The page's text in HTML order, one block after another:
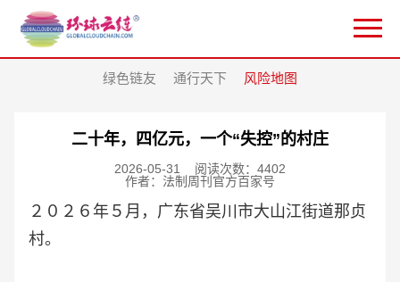
绿色链友 通行天下 风险地图
二十年，四亿元，一个“失控”的村庄
2026-05-31
阅读次数：4402
作者：法制周刊官方百家号
２０２６年５月，广东省吴川市大山江街道那贞
村。